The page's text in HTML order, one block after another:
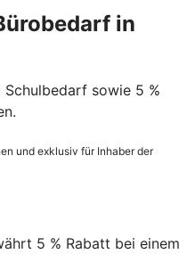
in
Schulbedarf sowie 5 %
und exklusiv für Inhaber der
5 % Rabatt bei einem